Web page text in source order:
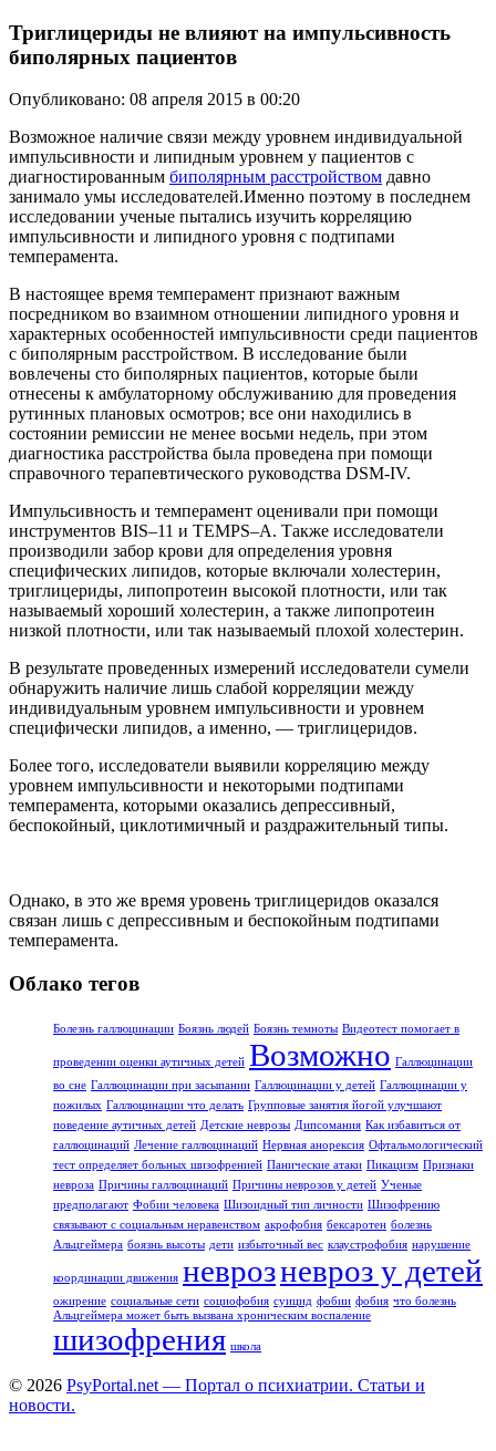
Триглицериды не влияют на импульсивность
биполярных пациентов
Опубликовано: 08 апреля 2015 в 00:20
Возможное наличие связи между уровнем индивидуальной
импульсивности и липидным уровнем у пациентов с
диагностированным биполярным расстройством давно
занимало умы исследователей.Именно поэтому в последнем
исследовании ученые пытались изучить корреляцию
импульсивности и липидного уровня с подтипами
темперамента.
В настоящее время темперамент признают важным
посредником во взаимном отношении липидного уровня и
характерных особенностей импульсивности среди пациентов
с биполярным расстройством. В исследование были
вовлечены сто биполярных пациентов, которые были
отнесены к амбулаторному обслуживанию для проведения
рутинных плановых осмотров; все они находились в
состоянии ремиссии не менее восьми недель, при этом
диагностика расстройства была проведена при помощи
справочного терапевтического руководства DSM-IV.
Импульсивность и темперамент оценивали при помощи
инструментов BIS–11 и TEMPS–A. Также исследователи
производили забор крови для определения уровня
специфических липидов, которые включали холестерин,
триглицериды, липопротеин высокой плотности, или так
называемый хороший холестерин, а также липoпротеин
низкой плотности, или так называемый плохой холестерин.
В результате проведенных измерений исследователи сумели
обнаружить наличие лишь слабой корреляции между
индивидуальным уровнем импульсивности и уровнем
специфически липидов, а именно, — триглицеридов.
Более того, исследователи выявили корреляцию между
уровнем импульсивности и некоторыми подтипами
темперамента, которыми оказались депрессивный,
беспокойный, циклотимичный и раздражительный типы.
Однако, в это же время уровень триглицеридов оказался
связан лишь с депрессивным и беспокойным подтипами
темперамента.
Облако тегов
Болезнь галлюцинации Боязнь людей Боязнь темноты Видеотест помогает в
проведении оценки аутичных детей Возможно Галлюцинации
во сне Галлюцинации при засыпании Галлюцинации у детей Галлюцинации у
пожилых Галлюцинации что делать Групповые занятия йогой улучшают
поведение аутичных детей Детские неврозы Дипсомания Как избавиться от
галлюцинаций Лечение галлюцинаций Нервная анорексия Офтальмологический
тест определяет больных шизофренией Панические атаки Пикацизм Признаки
невроза Причины галлюцинаций Причины неврозов у детей Ученые
предполагают Фобии человека Шизоидный тип личности Шизофрению
связывают с социальным неравенством акрофобия бексаротен болезнь
Альцгеймера боязнь высоты дети избыточный вес клаустрофобия нарушение
координации движения неврозневроз у детей
ожирение социальные сети социофобия суицид фобии фобия что болезнь
Альцгеймера может быть вызвана хроническим воспаление
шизофрения школа
© 2026 PsyPortal.net — Портал о психиатрии. Статьи и
новости.